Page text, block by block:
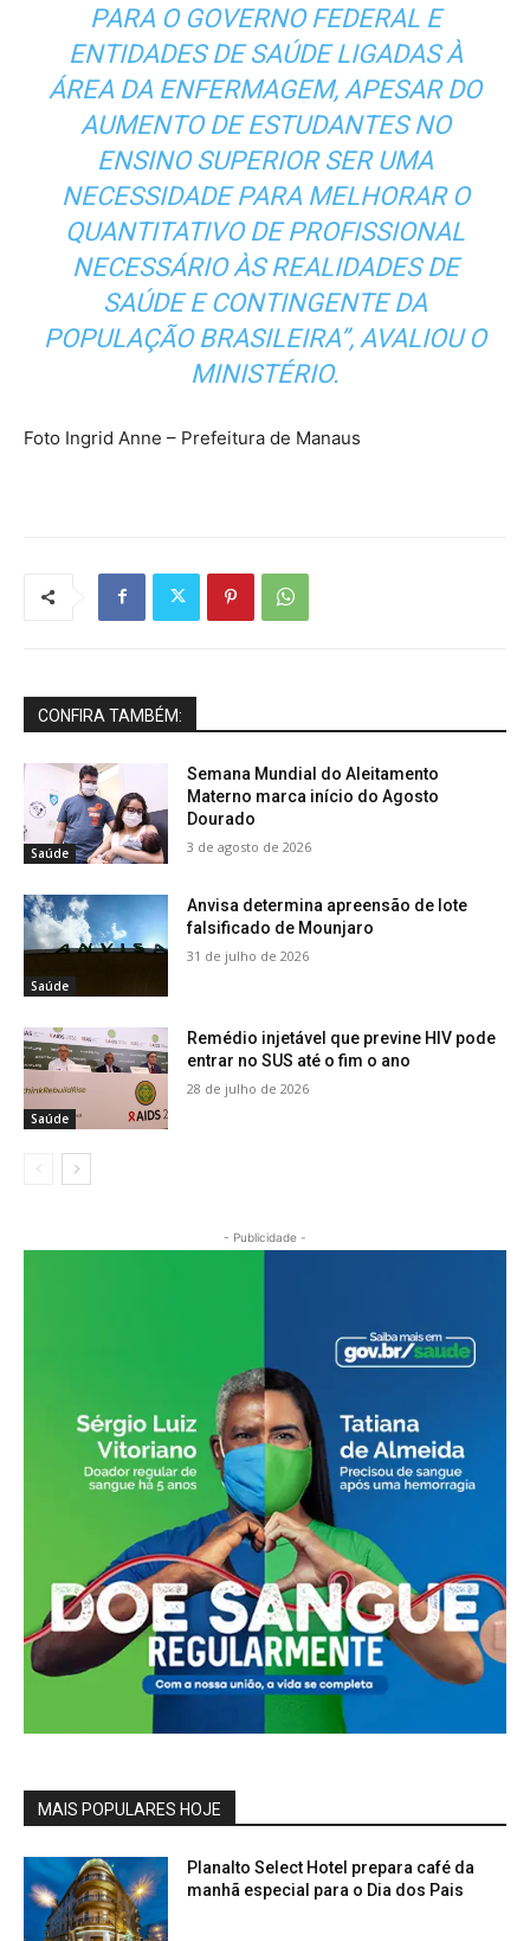
PARA O GOVERNO FEDERAL E
ENTIDADES DE SAÚDE LIGADAS À
ÁREA DA ENFERMAGEM, APESAR DO
AUMENTO DE ESTUDANTES NO
ENSINO SUPERIOR SER UMA
NECESSIDADE PARA MELHORAR O
QUANTITATIVO DE PROFISSIONAL
NECESSÁRIO ÀS REALIDADES DE
SAÚDE E CONTINGENTE DA
POPULAÇÃO BRASILEIRA”, AVALIOU O
MINISTÉRIO.
Foto Ingrid Anne – Prefeitura de Manaus
CONFIRA TAMBÉM:
Saúde
Semana Mundial do Aleitamento
Materno marca início do Agosto
Dourado
3 de agosto de 2026
Saúde
Anvisa determina apreensão de lote
falsificado de Mounjaro
31 de julho de 2026
Saúde
Remédio injetável que previne HIV pode
entrar no SUS até o fim o ano
28 de julho de 2026
- Publicidade -
MAIS POPULARES HOJE
Planalto Select Hotel prepara café da
manhã especial para o Dia dos Pais